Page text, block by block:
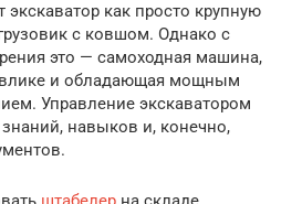
как просто крупную
с ковшом. Однако с
это — самоходная машина,
и обладающая мощным
Управление экскаватором
навыков и, конечно,